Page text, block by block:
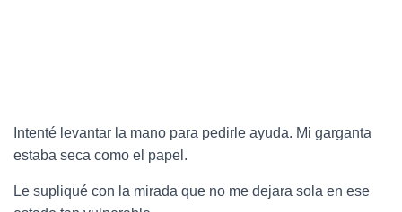
Intenté levantar la mano para pedirle ayuda. Mi garganta
estaba seca como el papel.
Le supliqué con la mirada que no me dejara sola en ese